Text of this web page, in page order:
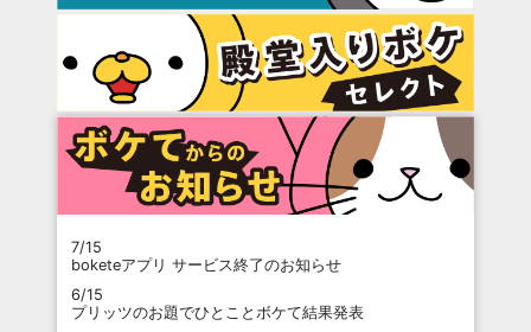
7/15
boketeアプリ サービス終了のお知らせ
6/15
プリッツのお題でひとことボケて結果発表